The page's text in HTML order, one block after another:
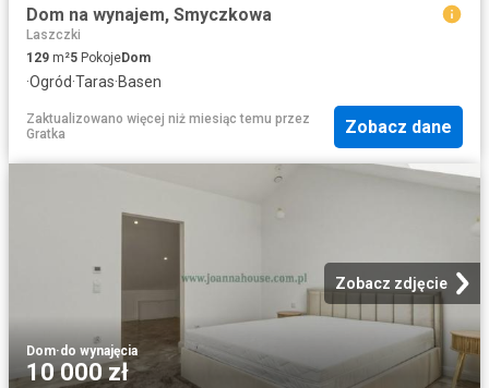
Dom na wynajem, Smyczkowa
Laszczki
129 m²5 PokojeDom
·Ogród·Taras·Basen
Zaktualizowano więcej niż miesiąc temu przez
Gratka
Zobacz dane
Zobacz zdjęcie
Dom·do wynajęcia
10 000 zł